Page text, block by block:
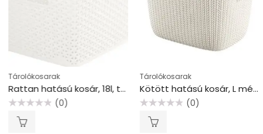
Tárolókosarak
Rattan hatású kosár, 18l, törtfehér, CURVER “My Style”
(0)
Tárolókosarak
Kötött hatású kosár, L méret, CURVER “Knit”, fehér
(0)